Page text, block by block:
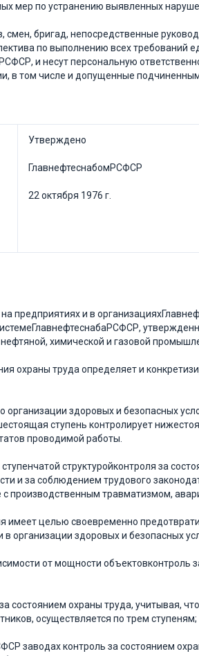
мер по устранению выявленных
смен, бригад, непосредственные
по выполнению всех требований
и несут персональную
в том числе и допущенные
Утверждено
ГлавнефтеснабомРСФСР
22 октября 1976 г.
предприятиях и в
химической и газовой
охраны труда определяет и
организации здоровых и безопасных
ступень контролирует
проводимой работы.
структуройконтроля за
и за соблюдением трудового
производственным травматизмом,
имеет целью своевременно
в организации здоровых и безопасных
от мощности объектовконтроль
состоянием охраны труда, учитывая,
осуществляется по трем ступеням;
заводах контроль за состоянием